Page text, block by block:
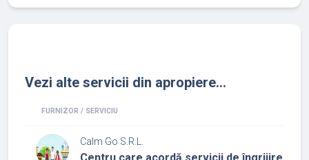
Vezi alte servicii din apropiere...
FURNIZOR / SERVICIU
Calm Go S.R.L.